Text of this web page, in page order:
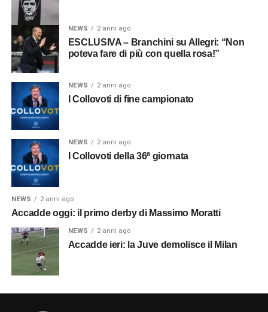
NEWS 2 anni ago
ESCLUSIVA – Branchini su Allegri: “Non
poteva fare di più con quella rosa!”
NEWS 2 anni ago
I Collovoti di fine campionato
NEWS 2 anni ago
I Collovoti della 36ª giornata
NEWS 2 anni ago
Accadde oggi: il primo derby di Massimo Moratti
NEWS 2 anni ago
Accadde ieri: la Juve demolisce il Milan